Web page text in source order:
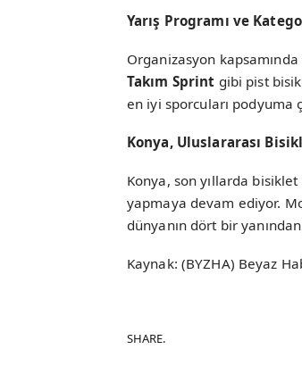
Yarış Programı ve
Organizasyon kapsamında
Takım Sprint gibi pist
en iyi sporcuları podyuma
Konya, Uluslararası
Konya, son yıllarda
yapmaya devam ediyor.
dünyanın dört bir
Kaynak: (BYZHA) Beyaz
SHARE.